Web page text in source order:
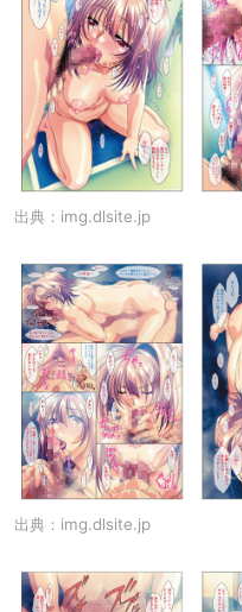
出典： img.dlsite.jp
出典： img.dlsite.jp